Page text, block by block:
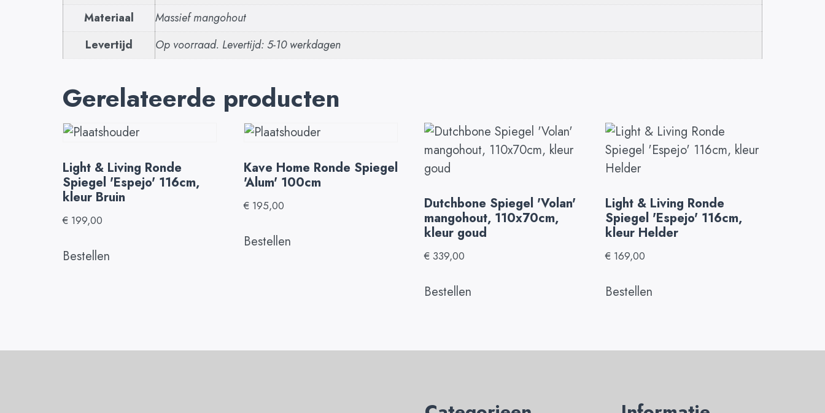
Materiaal
Massief mangohout
Levertijd
Op voorraad. Levertijd: 5-10 werkdagen
Gerelateerde producten
Light & Living Ronde
Spiegel 'Espejo' 116cm,
kleur Bruin
€ 199,00
Bestellen
Kave Home Ronde Spiegel
'Alum' 100cm
€195,00
Bestellen
Dutchbone Spiegel 'Volan'
mangohout, 110x70cm,
kleur goud
€ 339,00
Bestellen
Light & Living Ronde
Spiegel 'Espejo' 116cm,
kleur Helder
€ 169,00
Bestellen